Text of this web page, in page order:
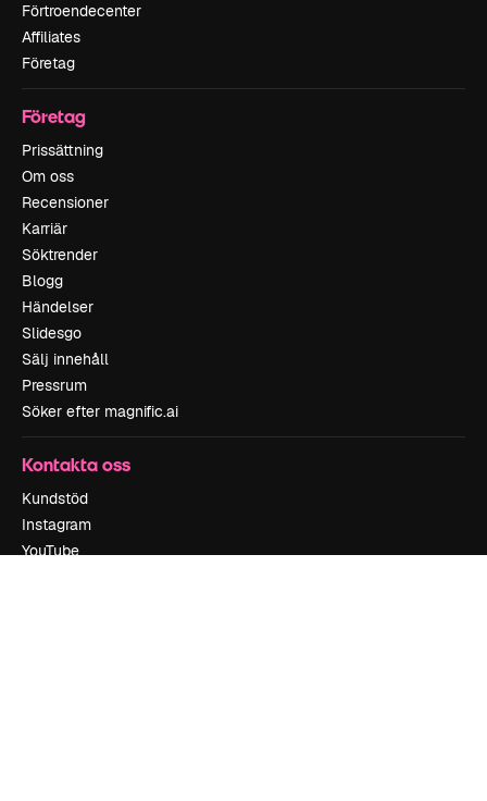
Förtroendecenter
Affiliates
Företag
Företag
Prissättning
Om oss
Recensioner
Karriär
Söktrender
Blogg
Händelser
Slidesgo
Sälj innehåll
Pressrum
Söker efter magnific.ai
Kontakta oss
Kundstöd
Instagram
YouTube